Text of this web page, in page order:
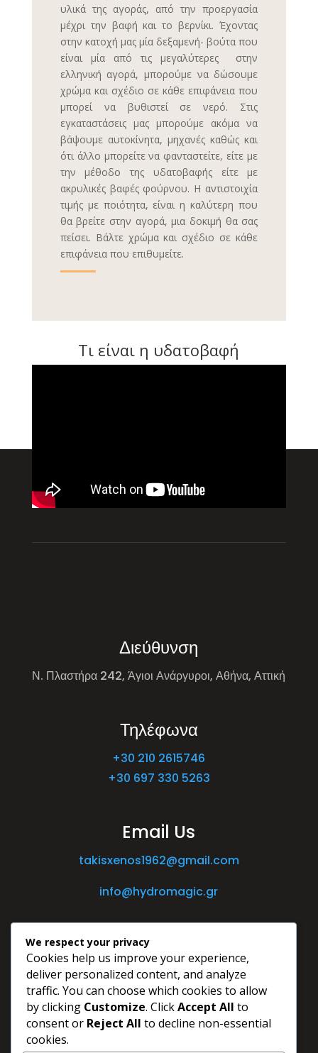
υλικά της αγοράς, από την προεργασία
μέχρι την βαφή και το βερνίκι. Έχοντας
στην κατοχή μας μία δεξαμενή- βούτα που
είναι μία από τις μεγαλύτερες στην
ελληνική αγορά, μπορούμε να δώσουμε
χρώμα και σχέδιο σε κάθε επιφάνεια που
μπορεί να βυθιστεί σε νερό. Στις
εγκαταστάσεις μας μπορούμε ακόμα να
βάψουμε αυτοκίνητα, μηχανές καθώς και
ότι άλλο μπορείτε να φανταστείτε, είτε με
την μέθοδο της υδατοβαφής είτε με
ακρυλικές βαφές φούρνου. Η αντιστοιχία
τιμής με ποιότητα, είναι η καλύτερη που
θα βρείτε στην αγορά, μια δοκιμή θα σας
πείσει. Βάλτε χρώμα και σχέδιο σε κάθε
επιφάνεια που επιθυμείτε.
Τι είναι η υδατοβαφή
Διεύθυνση
Ν. Πλαστήρα 242, Άγιοι Ανάργυροι, Αθήνα, Αττική
Τηλέφωνα
+30 210 2615746
+30 697 330 5263
Email Us
takisxenos1962@gmail.com
info@hydromagic.gr
We respect your privacy
Cookies help us improve your experience,
deliver personalized content, and analyze
traffic. You can choose which cookies to allow
by clicking Customize. ClickAccept All to
consent or Reject All to decline non-essential
cookies.